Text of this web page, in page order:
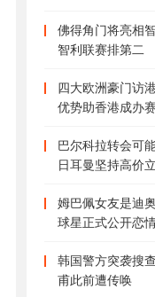
佛得角门将亮相
智利联赛排第二
四大欧洲豪门访
优势助香港成办
巴尔科拉转会可
日耳曼坚持高价
姆巴佩女友是迪
球星正式公开恋
韩国警方突袭搜
甫此前遭传唤